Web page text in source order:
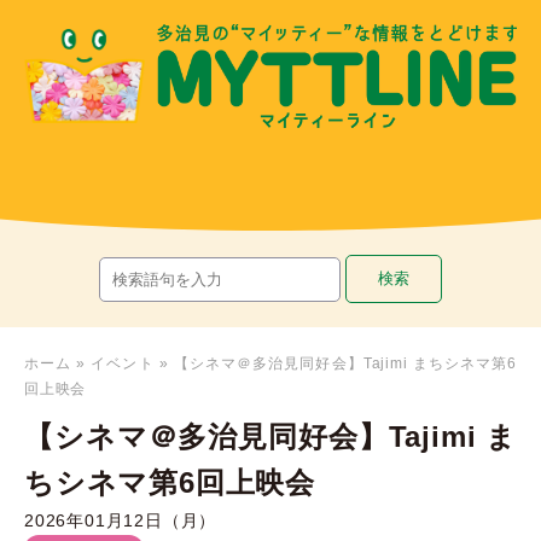
ホーム » イベント »
【シネマ＠多治見同好会】Tajimi まちシネマ第6
回上映会
【シネマ＠多治見同好会】Tajimi ま
ちシネマ第6回上映会
2026年01月12日（月）